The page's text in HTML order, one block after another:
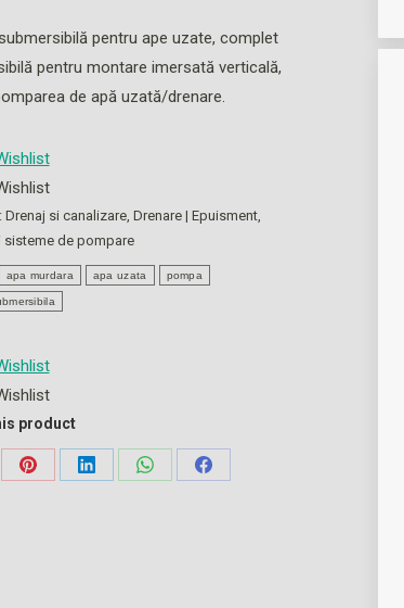
pentru ape uzate, complet
pentru montare imersată verticală,
de apă uzată/drenare.
Drenaj si canalizare, Drenare | Epuisment,
sisteme de pompare
apa murdara apa uzata pompa
product
Share
Share
Share
Share